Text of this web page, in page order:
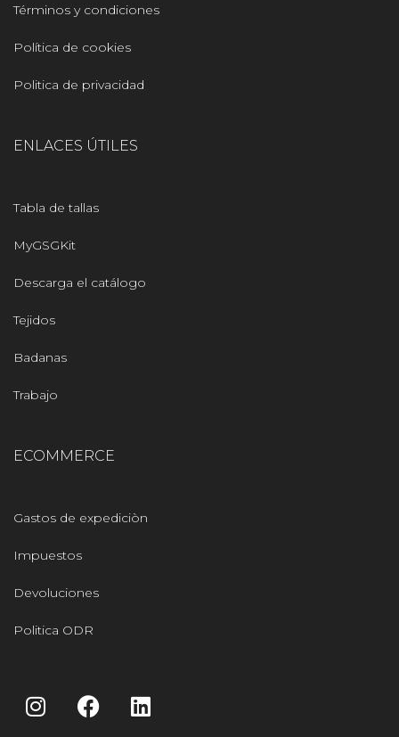
Términos y condiciones
Política de cookies
Politica de privacidad
ENLACES ÚTILES
Tabla de tallas
MyGSGKit
Descarga el catálogo
Tejidos
Badanas
Trabajo
ECOMMERCE
Gastos de expediciòn
Impuestos
Devoluciones
Politica ODR